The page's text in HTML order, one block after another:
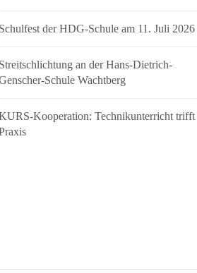
Schulfest der HDG-Schule am 11. Juli 2026
Streitschlichtung an der Hans-Dietrich-
Schule Wachtberg
Kooperation: Technikunterricht trifft